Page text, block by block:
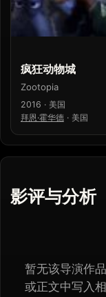
疯狂动物城
Zootopia
2016 · 美国
拜恩·霍华德 · 美国
影评与分析
暂无该导演作
或正文中写入